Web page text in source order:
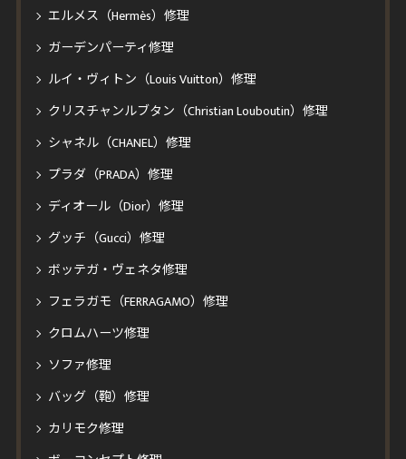
エルメス（Hermès）修理
ガーデンパーティ修理
ルイ・ヴィトン（Louis Vuitton）修理
クリスチャンルブタン（Christian Louboutin）修理
シャネル（CHANEL）修理
プラダ（PRADA）修理
ディオール（Dior）修理
グッチ（Gucci）修理
ボッテガ・ヴェネタ修理
フェラガモ（FERRAGAMO）修理
クロムハーツ修理
ソファ修理
バッグ（鞄）修理
カリモク修理